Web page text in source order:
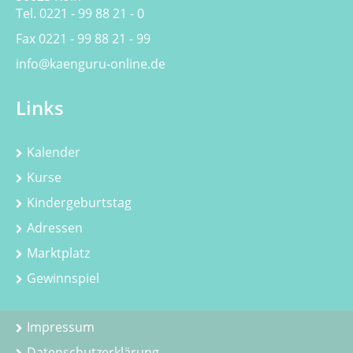
Tel. 0221 - 99 88 21 - 0
Fax 0221 - 99 88 21 - 99
info@kaenguru-online.de
Links
Kalender
Kurse
Kindergeburtstag
Adressen
Marktplatz
Gewinnspiel
Impressum